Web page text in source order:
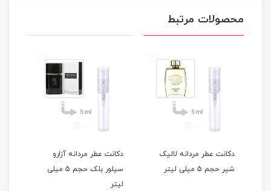
محصولات مرتبط
دکانت عطر مردانه لالیک
شیر حجم 5 میلی لیتر
دکانت عطر مردانه آزارو
سیلور بلک حجم 5 میلی
لیتر